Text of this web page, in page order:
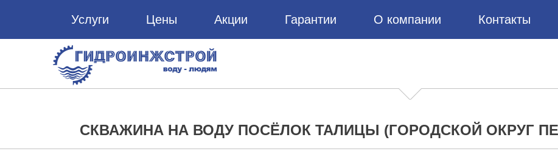
Услуги Цены Акции Гарантии О компании Контакты
СКВАЖИНА НА ВОДУ ПОСЁЛОК ТАЛИЦЫ (ГОРОДСКОЙ ОКРУГ